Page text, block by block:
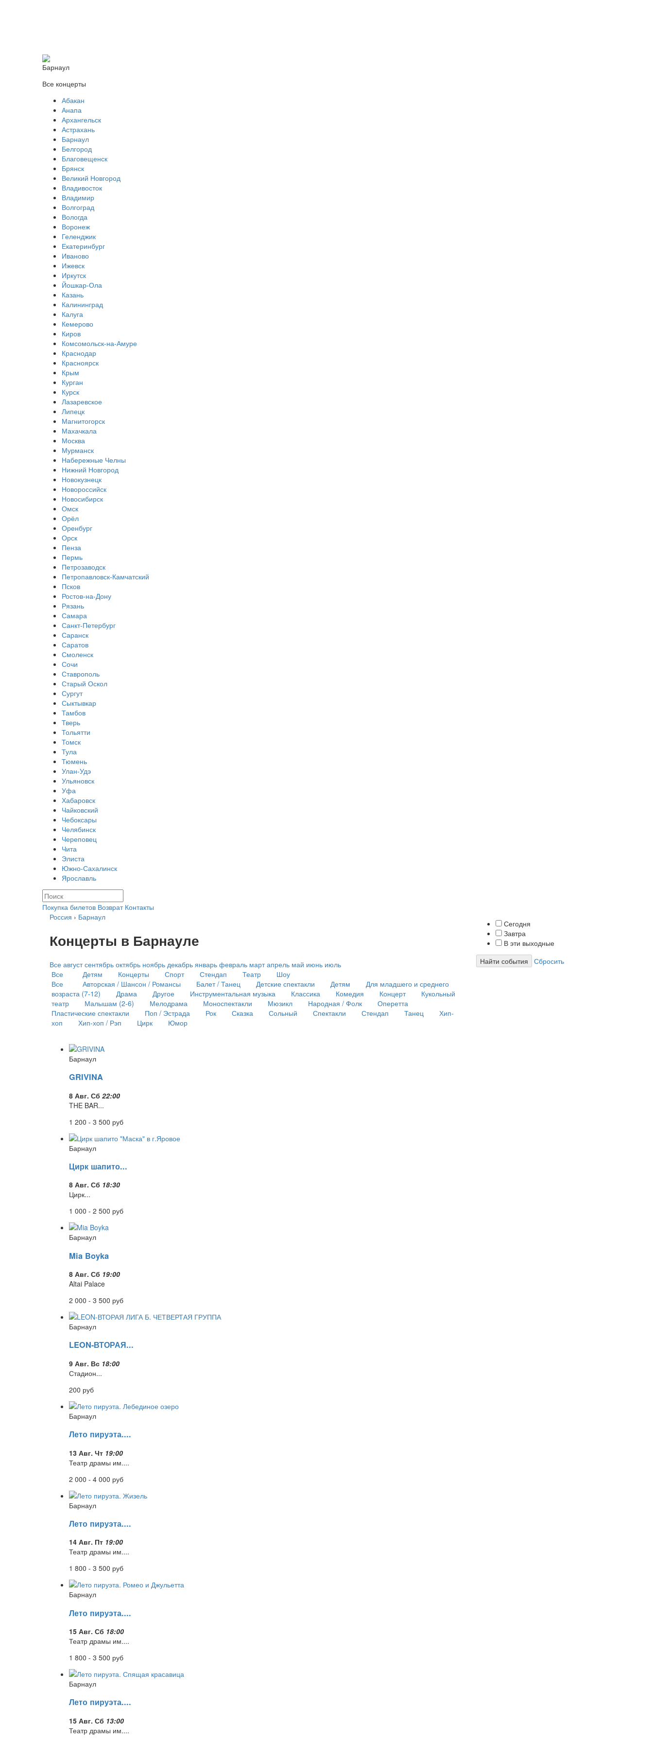
Барнаул
Все концерты
Абакан
Анапа
Архангельск
Астрахань
Барнаул
Белгород
Благовещенск
Брянск
Великий Новгород
Владивосток
Владимир
Волгоград
Вологда
Воронеж
Геленджик
Екатеринбург
Иваново
Ижевск
Иркутск
Йошкар-Ола
Казань
Калининград
Калуга
Кемерово
Киров
Комсомольск-на-Амуре
Краснодар
Красноярск
Крым
Курган
Курск
Лазаревское
Липецк
Магнитогорск
Махачкала
Москва
Мурманск
Набережные Челны
Нижний Новгород
Новокузнецк
Новороссийск
Новосибирск
Омск
Орёл
Оренбург
Орск
Пенза
Пермь
Петрозаводск
Петропавловск-Камчатский
Псков
Ростов-на-Дону
Рязань
Самара
Санкт-Петербург
Саранск
Саратов
Смоленск
Сочи
Ставрополь
Старый Оскол
Сургут
Сыктывкар
Тамбов
Тверь
Тольятти
Томск
Тула
Тюмень
Улан-Удэ
Ульяновск
Уфа
Хабаровск
Чайковский
Чебоксары
Челябинск
Череповец
Чита
Элиста
Южно-Сахалинск
Ярославль
Покупка билетов Возврат Контакты
Россия › Барнаул
Концерты в Барнауле
Все август сентябрь октябрь ноябрь декабрь январь февраль март апрель май июнь июль
Все
Детям Концерты Спорт Стендап Театр
Шоу
Все
Авторская / Шансон / Романсы Балет / Танец Детские спектакли Детям
Для младшего и среднего
возраста (7-12)
Драма Другое Инструментальная музыка Классика Комедия Концерт
Кукольный
театр
Малышам (2-6) Мелодрама Моноспектакли Мюзикл Народная / Фолк
Оперетта
Пластические спектакли
Поп / Эстрада Рок Сказка Сольный Спектакли Стендап Танец
Хип-
хоп
Хип-хоп / Рэп Цирк Юмор
Барнаул
GRIVINA
8 Авг. Сб 22:00
THE BAR...
1 200 - 3 500 руб
Барнаул
Цирк шапито...
8 Авг. Сб 18:30
Цирк...
1 000 - 2 500 руб
Барнаул
Mia Boyka
8 Авг. Сб 19:00
Altai Palace
2 000 - 3 500 руб
Барнаул
LEON-ВТОРАЯ...
9 Авг. Вс 18:00
Стадион...
200 руб
Барнаул
Лето пируэта....
13 Авг. Чт 19:00
Театр драмы им....
2 000 - 4 000 руб
Барнаул
Лето пируэта....
14 Авг. Пт 19:00
Театр драмы им....
1 800 - 3 500 руб
Барнаул
Лето пируэта....
15 Авг. Сб 18:00
Театр драмы им....
1 800 - 3 500 руб
Барнаул
Лето пируэта....
15 Авг. Сб 13:00
Театр драмы им....
Сегодня
Завтра
В эти выходные
Найти события
Сбросить